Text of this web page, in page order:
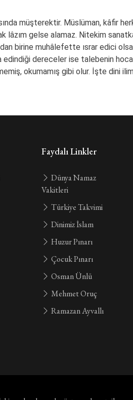
müşterektir. Müslüman, kâfir
lâzım gelse alamaz. Nitekim
birine muhâlefette ısrar edici
edindiği dereceler ise talebenin
okumamış gibi olur. İşte dini
Faydalı Linkler
Dünya Namaz
Vakitleri
Türkiye Takvimi
Dinimiz İslam
Huzur Pınarı
Çocuk Pınarı
Osman Ünlü
Mehmet Oruç
Ramazan Ayvallı